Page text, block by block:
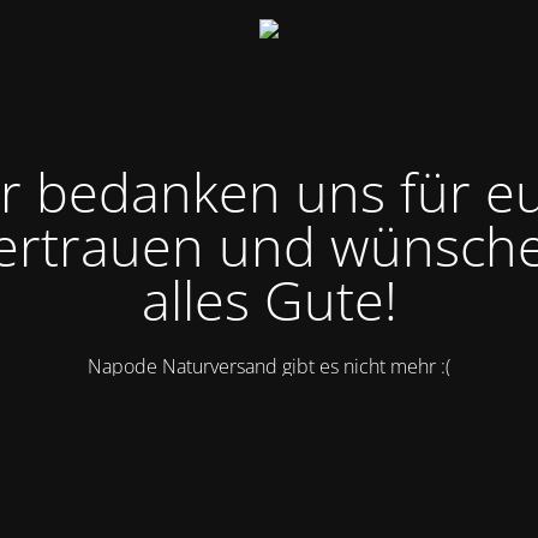
bedanken uns für
und
alles Gute!
Napode Naturversand gibt es nicht mehr :(